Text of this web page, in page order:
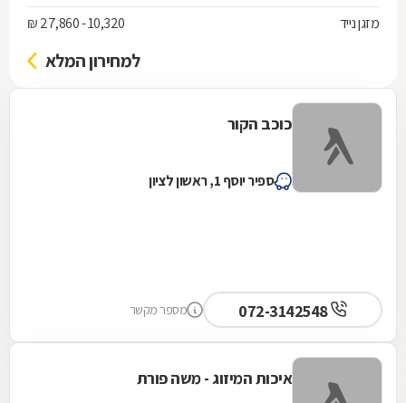
מזגן נייד
10,320 - 27,860 ₪
למחירון המלא
כוכב הקור
ספיר יוסף 1, ראשון לציון
072-3142548 מספר מקשר
איכות המיזוג - משה פורת